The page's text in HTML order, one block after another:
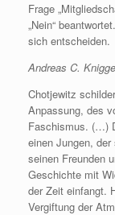
Frage
„Nein“
sich entscheiden.
Andreas C.
Chotjewitz
Anpassung, des
Faschismus. (…)
einen Jungen,
seinen Freunden
Geschichte mit
der Zeit einfangt.
Vergiftung der